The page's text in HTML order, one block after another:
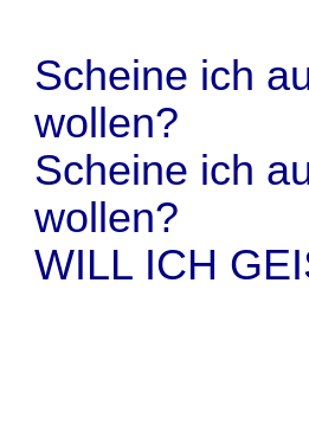
Scheine ich
wollen?
Scheine ich
wollen?
WILL ICH